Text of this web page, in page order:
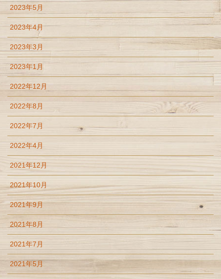
2023年5月
2023年4月
2023年3月
2023年1月
2022年12月
2022年8月
2022年7月
2022年4月
2021年12月
2021年10月
2021年9月
2021年8月
2021年7月
2021年5月